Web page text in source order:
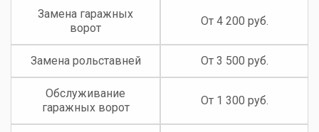
Замена гаражных
ворот
От 4 200 руб.
Замена рольставней От 3 500 руб.
Обслуживание
гаражных ворот
От 1 300 руб.